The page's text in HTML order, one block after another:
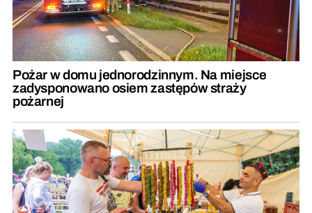
Pożar w domu jednorodzinnym. Na miejsce
zadysponowano osiem zastępów straży
pożarnej